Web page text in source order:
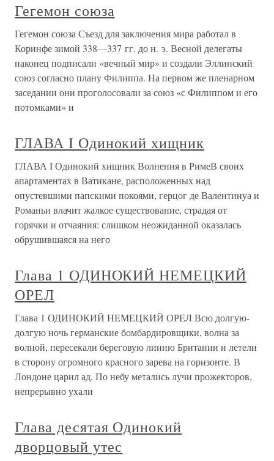
Гегемон союза
Гегемон союза Съезд для заключения мира работал в
Коринфе зимой 338—337 гг. до н. э. Весной делегаты
наконец подписали «вечный мир» и создали Эллинский
союз согласно плану Филиппа. На первом же пленарном
заседании они проголосовали за союз «с Филиппом и его
потомками» и
ГЛАВА I Одинокий хищник
ГЛАВА I Одинокий хищник Волнения в РимеВ своих
апартаментах в Ватикане, расположенных над
опустевшими папскими покоями, герцог де Валентинуа и
Романьи влачит жалкое существование, страдая от
горячки и отчаяния: слишком неожиданной оказалась
обрушившаяся на него
Глава 1 ОДИНОКИЙ НЕМЕЦКИЙ
ОРЕЛ
Глава 1 ОДИНОКИЙ НЕМЕЦКИЙ ОРЕЛ Всю долгую-
долгую ночь германские бомбардировщики, волна за
волной, пересекали береговую линию Британии и летели
в сторону огромного красного зарева на горизонте. В
Лондоне царил ад. По небу метались лучи прожекторов,
непрерывно ухали
Глава десятая Одинокий
дворцовый утес